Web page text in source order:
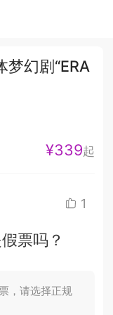
梦幻剧“ERA
¥339起
1
票吗？
，请选择正规